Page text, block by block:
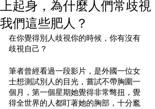
上起身，為什麼人們常歧視
我們這些肥人？
在你覺得別人歧視你的時候，你有沒有
歧視自己？
筆者曾經看過一段影片，是外國一位女
士想測試別人的目光，嘗試不帶胸圍一
個月，第一個星期她覺得非常彆扭，覺
得全世界的人都盯著她的胸部，十分尷